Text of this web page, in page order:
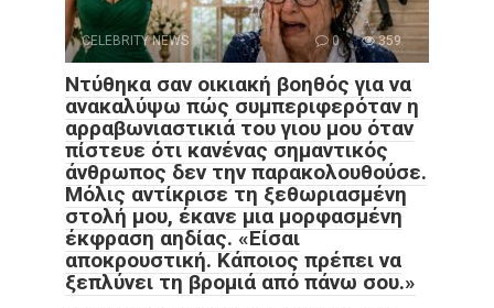
CELEBRITY NEWS 0 359
Ντύθηκα σαν οικιακή βοηθός για να
ανακαλύψω πώς συμπεριφερόταν η
αρραβωνιαστικιά του γιου μου όταν
πίστευε ότι κανένας σημαντικός
άνθρωπος δεν την παρακολουθούσε.
Μόλις αντίκρισε τη ξεθωριασμένη
στολή μου, έκανε μια μορφασμένη
έκφραση αηδίας. «Είσαι
αποκρουστική. Κάποιος πρέπει να
ξεπλύνει τη βρομιά από πάνω σου.»